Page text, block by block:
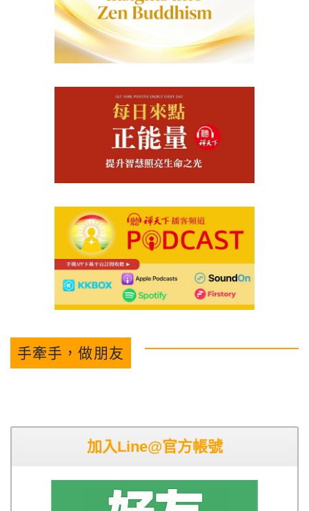
手牽手，做朋友
加入Line@官方帳號